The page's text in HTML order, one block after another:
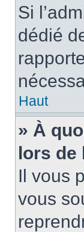
Si
dédié
Haut
» À
lors de
Il vous
vous